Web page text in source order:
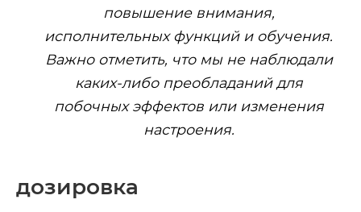
повышение внимания,
исполнительных функций и обучения.
Важно отметить, что мы не наблюдали
каких-либо преобладаний для
побочных эффектов или изменения
настроения.
дозировка